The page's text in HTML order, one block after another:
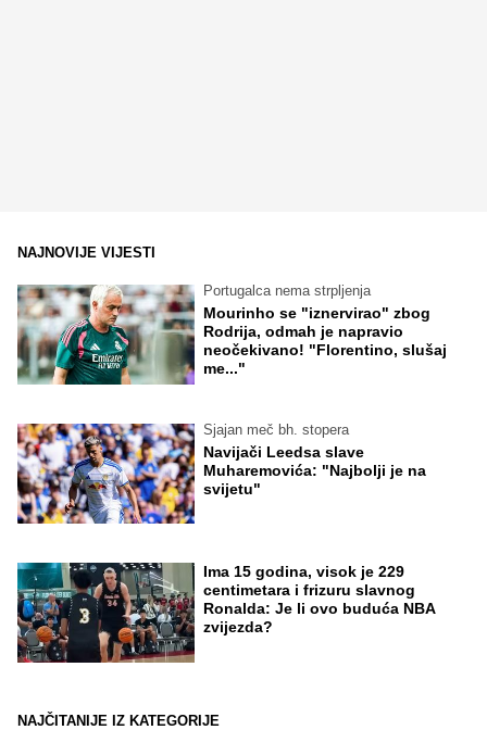
NAJNOVIJE VIJESTI
Portugalca nema strpljenja
Mourinho se "iznervirao" zbog
Rodrija, odmah je napravio
neočekivano! "Florentino, slušaj
me..."
Sjajan meč bh. stopera
Navijači Leedsa slave
Muharemovića: "Najbolji je na
svijetu"
Ima 15 godina, visok je 229
centimetara i frizuru slavnog
Ronalda: Je li ovo buduća NBA
zvijezda?
NAJČITANIJE IZ KATEGORIJE